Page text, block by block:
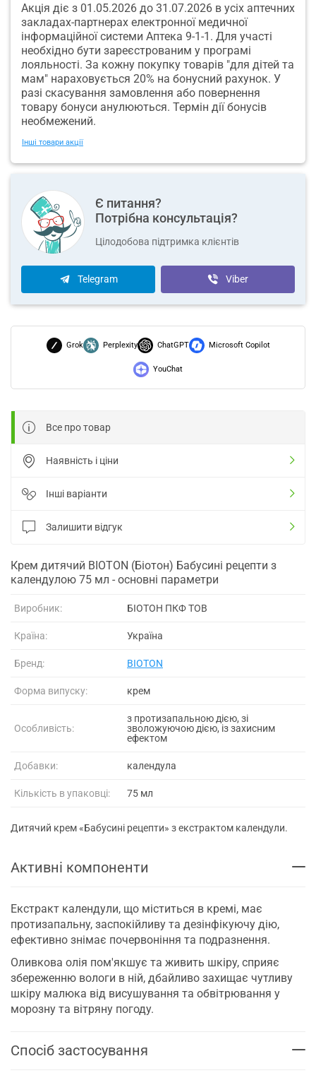
Акція діє з 01.05.2026 до 31.07.2026 в усіх аптечних
закладах-партнерах електронної медичної
інформаційної системи Аптека 9-1-1. Для участі
необхідно бути зареєстрованим у програмі
лояльності. За кожну покупку товарів "для дітей та
мам" нараховується 20% на бонусний рахунок. У
разі скасування замовлення або повернення
товару бонуси анулюються. Термін дії бонусів
необмежений.
Інші товари акції
Є питання?
Потрібна консультація?
Цілодобова підтримка клієнтів
Telegram Viber
Grok Perplexity ChatGPT Microsoft Copilot
YouChat
Все про товар
Наявність і ціни
Інші варіанти
Залишити відгук
Крем дитячий BIOTON (Біотон) Бабусині рецепти з
календулою 75 мл - основні параметри
Виробник: БІОТОН ПКФ ТОВ
Країна: Україна
Бренд: BIOTON
Форма випуску: крем
Особливість:
з протизапальною дією, зі
зволожуючою дією, із захисним
ефектом
Добавки: календула
Кількість в упаковці: 75 мл
Дитячий крем «Бабусині рецепти» з екстрактом календули.
Активні компоненти
Екстракт календули, що міститься в кремі, має
протизапальну, заспокійливу та дезінфікуючу дію,
ефективно знімає почервоніння та подразнення.
Оливкова олія пом'якшує та живить шкіру, сприяє
збереженню вологи в ній, дбайливо захищає чутливу
шкіру малюка від висушування та обвітрювання у
морозну та вітряну погоду.
Спосіб застосування